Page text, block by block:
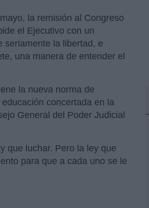
la remisión al Congreso
el Ejecutivo con un
seriamente la libertad, e
una manera de entender el
la nueva norma de
concertada en la
General del Poder Judicial
que luchar. Pero la ley que
para que a cada uno se le